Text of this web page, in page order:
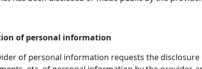
of personal information
of personal information requests the